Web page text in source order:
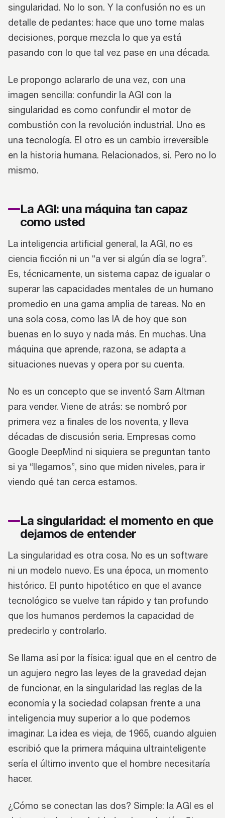
singularidad. No lo son. Y la confusión no es un
detalle de pedantes: hace que uno tome malas
decisiones, porque mezcla lo que ya está
pasando con lo que tal vez pase en una década.
Le propongo aclararlo de una vez, con una
imagen sencilla: confundir la AGI con la
singularidad es como confundir el motor de
combustión con la revolución industrial. Uno es
una tecnología. El otro es un cambio irreversible
en la historia humana. Relacionados, si. Pero no lo
mismo.
La AGI: una máquina tan capaz
como usted
La inteligencia artificial general, la AGI, no es
ciencia ficción ni un “a ver si algún día se logra”.
Es, técnicamente, un sistema capaz de igualar o
superar las capacidades mentales de un humano
promedio en una gama amplia de tareas. No en
una sola cosa, como las IA de hoy que son
buenas en lo suyo y nada más. En muchas. Una
máquina que aprende, razona, se adapta a
situaciones nuevas y opera por su cuenta.
No es un concepto que se inventó Sam Altman
para vender. Viene de atrás: se nombró por
primera vez a finales de los noventa, y lleva
décadas de discusión seria. Empresas como
Google DeepMind ni siquiera se preguntan tanto
si ya “llegamos”, sino que miden niveles, para ir
viendo qué tan cerca estamos.
La singularidad: el momento en que
dejamos de entender
La singularidad es otra cosa. No es un software
ni un modelo nuevo. Es una época, un momento
histórico. El punto hipotético en que el avance
tecnológico se vuelve tan rápido y tan profundo
que los humanos perdemos la capacidad de
predecirlo y controlarlo.
Se llama así por la física: igual que en el centro de
un agujero negro las leyes de la gravedad dejan
de funcionar, en la singularidad las reglas de la
economía y la sociedad colapsan frente a una
inteligencia muy superior a lo que podemos
imaginar. La idea es vieja, de 1965, cuando alguien
escribió que la primera máquina ultrainteligente
sería el último invento que el hombre necesitaría
hacer.
¿Cómo se conectan las dos? Simple: la AGI es el